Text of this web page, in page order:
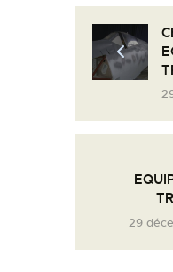
L’ATELIER
LA SNCAC
PROJET
LA PISTE
29